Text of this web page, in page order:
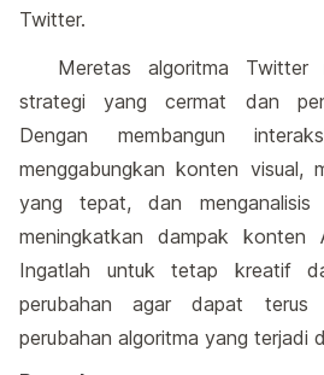
Twitter.
Meretas algoritma Twitter
strategi yang cermat dan
Dengan membangun
menggabungkan konten visual,
yang tepat, dan
meningkatkan dampak
Ingatlah untuk tetap kreatif
perubahan agar dapat terus
perubahan algoritma yang terjadi